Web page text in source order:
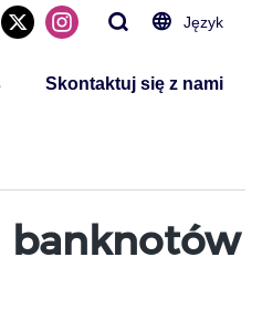
Język
Skontaktuj się z nami
banknotów